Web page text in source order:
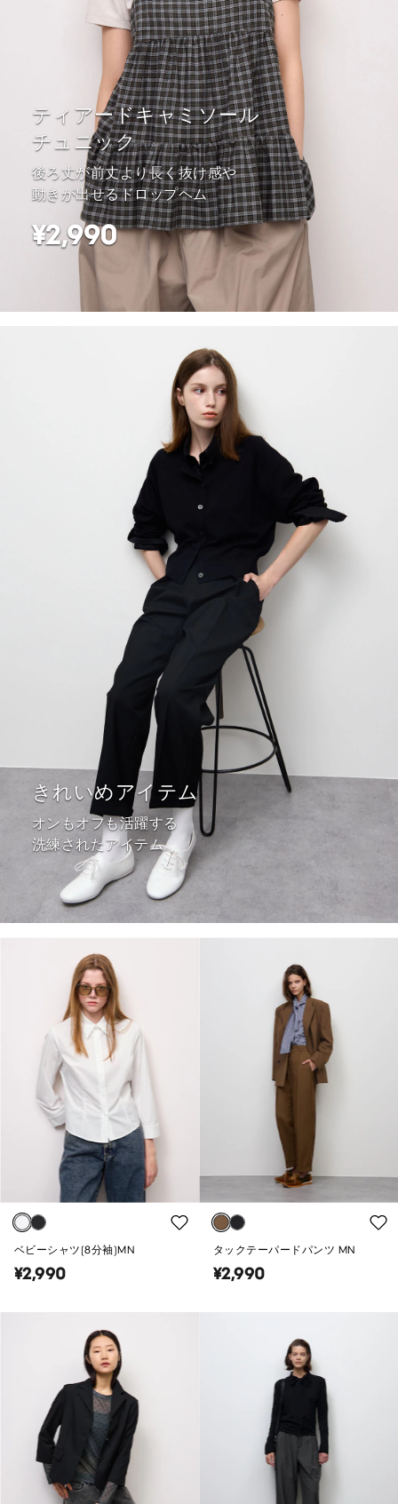
ティアードキャミソール
チュニック
後ろ丈が前丈より長く抜け感や
動きが出せるドロップヘム
¥2,990
きれいめアイテム
オンもオフも活躍する
洗練されたアイテム
ベビーシャツ(8分袖)MN
¥2,990
タックテーパードパンツ MN
¥2,990